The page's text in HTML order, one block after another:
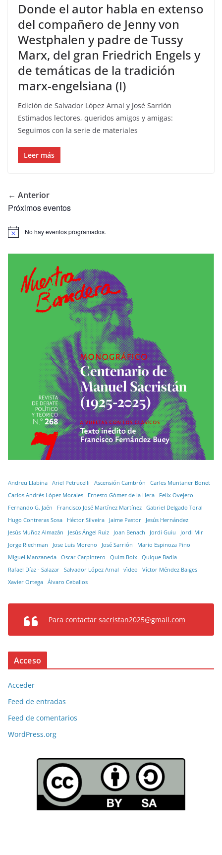
Donde el autor habla en extenso
del compañero de Jenny von
Westphalen y padre de Tussy
Marx, del gran Friedrich Engels y
de temáticas de la tradición
marx-engelsiana (I)
Edición de Salvador López Arnal y José Sarrión
Estimados lectores, queridos amigos y amigas:
Seguimos con la serie de materiales
Leer más
← Anterior
Próximos eventos
No hay eventos programados.
Andreu Llabina Ariel Petrucelli Ascensión Cambrón
Carles Muntaner Bonet
Carlos Andrés López Morales
Ernesto Gómez de la Hera
Felix Ovejero
Fernando G. Jaén
Francisco José Martínez Martínez
Gabriel Delgado Toral
Hugo Contreras Sosa
Héctor Silveira Jaime Pastor
Jesús Hernández
Jesús Muñoz Almazán
Jesús Ángel Ruiz Joan Benach Jordi Guiu
Jordi Mir
Jorge Riechman
Jose Luis Moreno José Sarrión
Mario Espinoza Pino
Miguel Manzaneda
Oscar Carpintero Quim Boix
Quique Badía
Rafael Díaz - Salazar
Salvador López Arnal vìdeo
Víctor Méndez Baiges
Xavier Ortega
Álvaro Ceballos
Para contactar sacristan2025@gmail.com
Acceso
Acceder
Feed de entradas
Feed de comentarios
WordPress.org